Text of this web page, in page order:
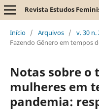
Revista Estudos
Início / Arquivos / v. 30 n.
Fazendo Gênero em tempos
Notas sobre o
mulheres em
pandemia: